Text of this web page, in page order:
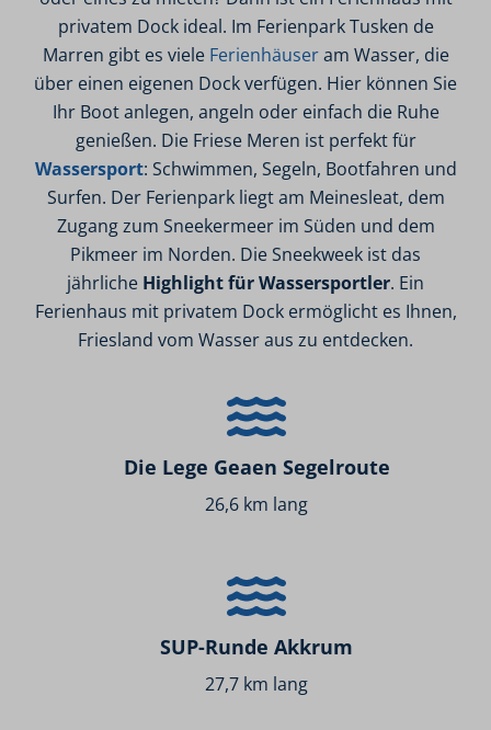
privatem Dock ideal. Im Ferienpark Tusken de
Marren gibt es viele Ferienhäuseram Wasser, die
über einen eigenen Dock verfügen. Hier können Sie
Ihr Boot anlegen, angeln oder einfach die Ruhe
genießen. Die Friese Meren ist perfekt für
Wassersport: Schwimmen, Segeln, Bootfahren und
Surfen. Der Ferienpark liegt am Meinesleat, dem
Zugang zum Sneekermeer im Süden und dem
Pikmeer im Norden. Die Sneekweek ist das
jährliche Highlight für Wassersportler. Ein
Ferienhaus mit privatem Dock ermöglicht es Ihnen,
Friesland vom Wasser aus zu entdecken.
Die Lege Geaen Segelroute
26,6 km lang
SUP-Runde Akkrum
27,7 km lang